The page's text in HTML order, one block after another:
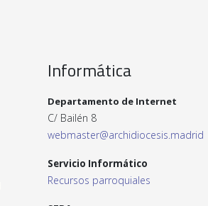
Informática
Departamento de Internet
C/ Bailén 8
webmaster@archidiocesis.madrid
Servicio Informático
Recursos parroquiales